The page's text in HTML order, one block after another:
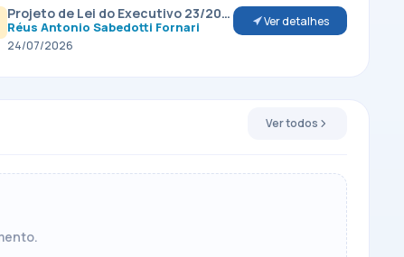
Projeto de Lei do Executivo 23/2026
Réus Antonio Sabedotti Fornari
24/07/2026
Ver detalhes
Ver todos